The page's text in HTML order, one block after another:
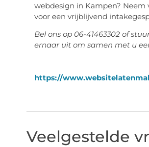
webdesign in Kampen?
voor een vrijblijvend
Bel ons op 06-41463302 of
ernaar uit om samen met u
https://
Veelgestelde